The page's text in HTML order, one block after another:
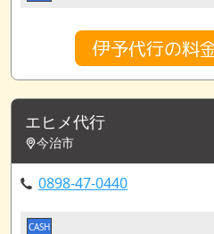
伊予代行の料
エヒメ代行
今治市
0898-47-0440
CASH